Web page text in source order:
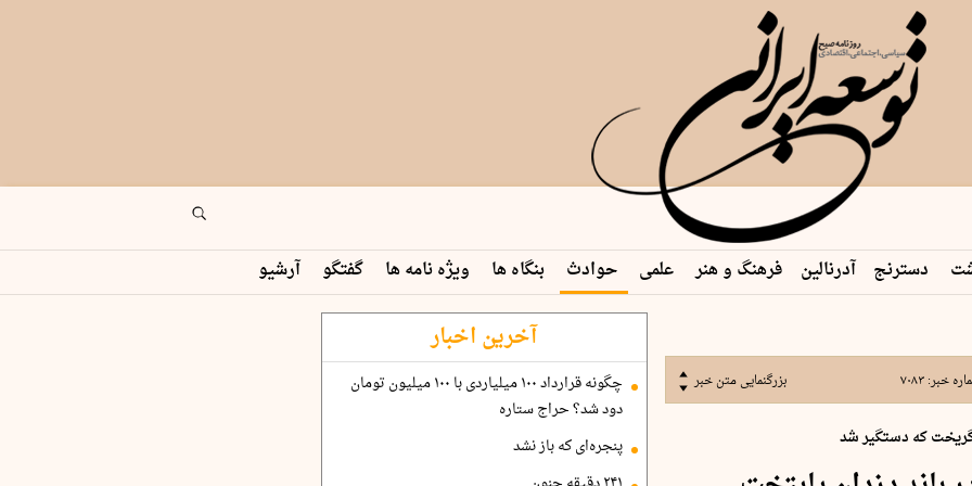
م…
دسترنج آدرنالین فرهنگ و هنر علمی حوادث بنگاه ها ویژه نامه ها گفتگو آرشیو
خبر:۷۰۸۳ بزرگنمایی متن خبر
که دستگیر شد
آخرین اخبار
چگونه قرارداد ۱۰۰ میلیاردی با ۱۰۰ میلیون تومان
دود شد؟ حراج ستاره
پنجره‌ای که باز نشد